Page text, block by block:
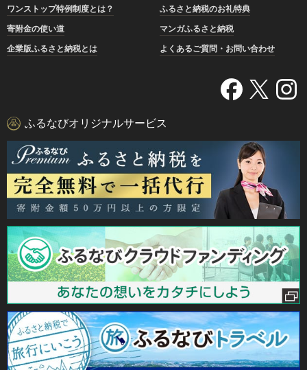
ワンストップ特例制度とは？
ふるさと納税のお礼特典
寄附金の使い道
マンガふるさと納税
企業版ふるさと納税とは
よくあるご質問・お問い合わせ
ふるなびオリジナルサービス